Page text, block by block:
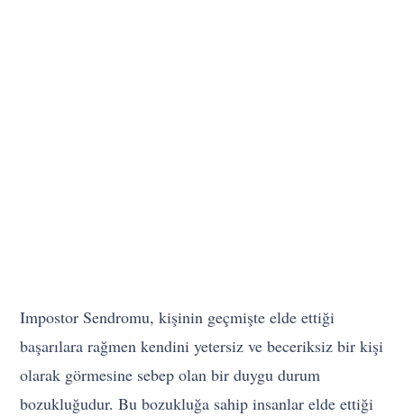
Impostor Sendromu, kişinin geçmişte elde ettiği
başarılara rağmen kendini yetersiz ve beceriksiz bir kişi
olarak görmesine sebep olan bir duygu durum
bozukluğudur. Bu bozukluğa sahip insanlar elde ettiği